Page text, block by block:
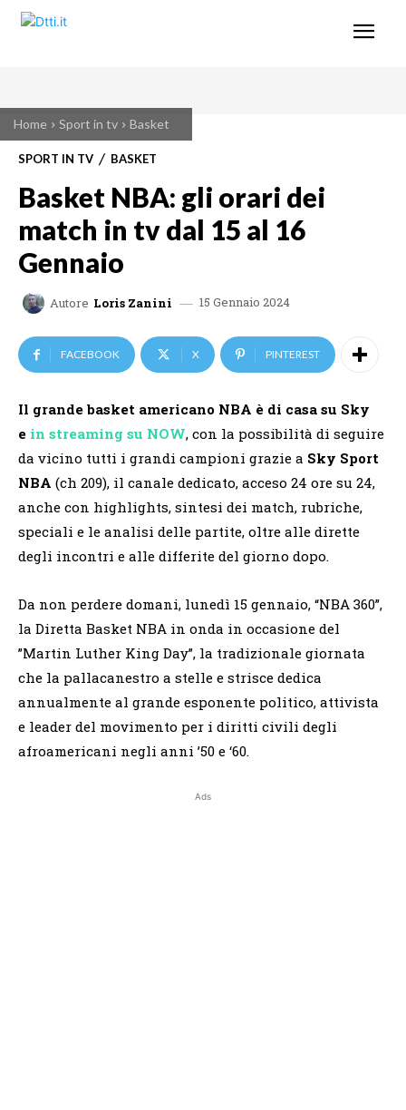
Home Sport in tv Basket
SPORT IN TV BASKET
Basket NBA: gli orari dei
match in tv dal 15 al 16
Gennaio
Autore Loris Zanini 15 Gennaio 2024
FACEBOOK X PINTEREST
Il grande basket americano NBA è di casa su Sky
e in streaming su NOW, con la possibilità di seguire
da vicino tutti i grandi campioni grazie a Sky Sport
NBA (ch 209), il canale dedicato, acceso 24 ore su 24,
anche con highlights, sintesi dei match, rubriche,
speciali e le analisi delle partite, oltre alle dirette
degli incontri e alle differite del giorno dopo.
Da non perdere domani, lunedì 15 gennaio, “NBA 360”,
la Diretta Basket NBA in onda in occasione del
”Martin Luther King Day”, la tradizionale giornata
che la pallacanestro a stelle e strisce dedica
annualmente al grande esponente politico, attivista
e leader del movimento per i diritti civili degli
afroamericani negli anni ’50 e ‘60.
Ads